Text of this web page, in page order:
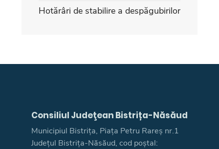
Hotărâri de stabilire a despăgubirilor
Consiliul Judeţean Bistrița-Năsăud
Municipiul Bistrița, Piața Petru Rareș nr.1
Județul Bistrița-Năsăud, cod poștal: